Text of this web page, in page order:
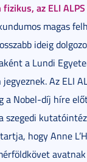
az ELI
magas
ideig
a Lundi
Az ELI
a Nobel-díj híre
szegedi
hogy Anne